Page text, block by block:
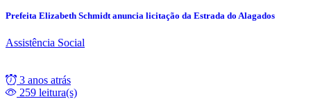
Prefeita Elizabeth Schmidt anuncia licitação da Estrada do Alagados
Assistência Social
3 anos atrás
259 leitura(s)